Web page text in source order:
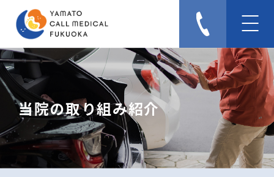
当院の取り組み紹介